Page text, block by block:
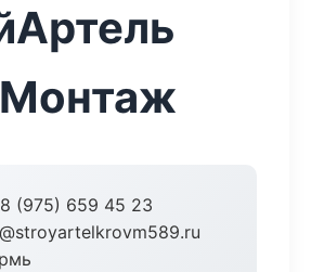
8 (975) 659 45 23